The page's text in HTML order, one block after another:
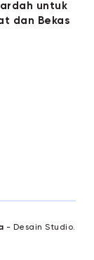
untuk
dan Bekas
- Desain Studio.